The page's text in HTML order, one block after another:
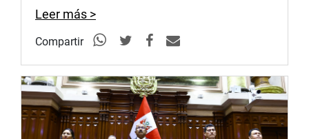
https://goo.gl/iMywRR
YouTube:https://goo.gl/VBXBNk
Radio:goo.gl/hMwTg1
fotografia.congreso.gob.pe
Leer más >
Compartir